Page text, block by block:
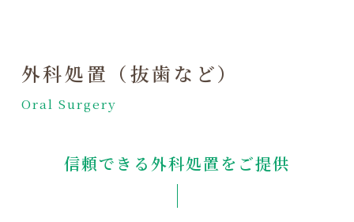
アクセス
ブログ
外科処置（抜歯など）
Oral Surgery
信頼できる外科処置をご提供